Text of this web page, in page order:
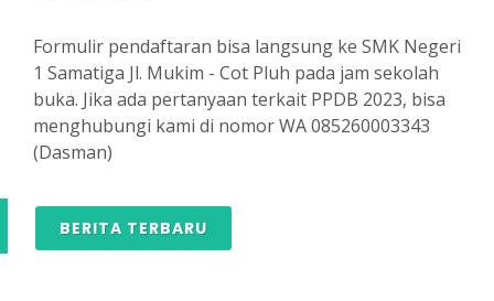
Formulir pendaftaran bisa langsung ke SMK Negeri
1 Samatiga Jl. Mukim - Cot Pluh pada jam sekolah
buka. Jika ada pertanyaan terkait PPDB 2023, bisa
menghubungi kami di nomor WA 085260003343
(Dasman)
BERITA TERBARU